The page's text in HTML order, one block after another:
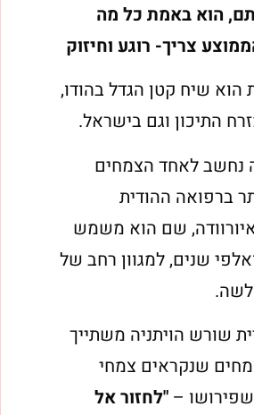
הוא באמת כל מה
צריך- רוגע וחיזוק
שיח קטן הגדל בהודו,
התיכון וגם בישראל.
נחשב לאחד הצמחים
ברפואה ההודית
שם הוא משמש
שנים, למגוון רחב של
שורש הויתניה משתייך
שנקראים צמחי
–"לחזור אל